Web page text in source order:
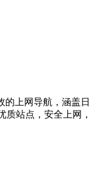
的上网导航，涵盖日
质站点，安全上网，